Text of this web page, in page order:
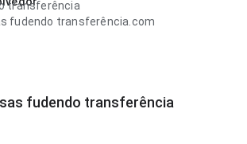
transferência
fudendo transferência.com
fudendo transferência